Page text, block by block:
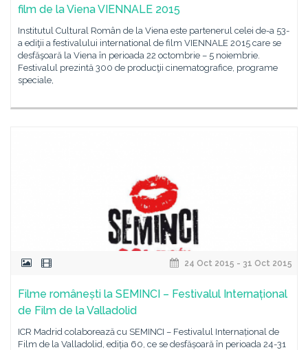
film de la Viena VIENNALE 2015
Institutul Cultural Român de la Viena este partenerul celei de-a 53-
a ediţii a festivalului international de film VIENNALE 2015 care se
desfăşoară la Viena în perioada 22 octombrie – 5 noiembrie.
Festivalul prezintă 300 de producţii cinematografice, programe
speciale,
24 Oct 2015 - 31 Oct 2015
Filme românești la SEMINCI – Festivalul Internațional
de Film de la Valladolid
ICR Madrid colaborează cu SEMINCI – Festivalul Internațional de
Film de la Valladolid, ediția 60, ce se desfășoară în perioada 24-31